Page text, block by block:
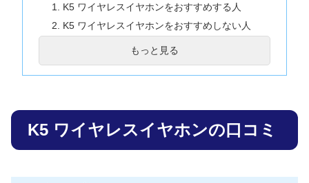
K5 ワイヤレスイヤホンをおすすめする人
K5 ワイヤレスイヤホンをおすすめしない人
K5 ワイヤレスイヤホン Q＆A
K5 ワイヤレスイヤホン 口コミまとめ
もっと見る
K5 ワイヤレスイヤホンの口コミ